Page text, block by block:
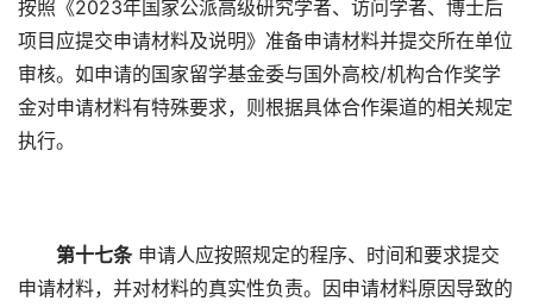
按照《2023年国家公派高级研究学者、访问学者、博士后
项目应提交申请材料及说明》准备申请材料并提交所在单位
审核。如申请的国家留学基金委与国外高校/机构合作奖学
金对申请材料有特殊要求，则根据具体合作渠道的相关规定
执行。
第十七条申请人应按照规定的程序、时间和要求提交
申请材料，并对材料的真实性负责。因申请材料原因导致的